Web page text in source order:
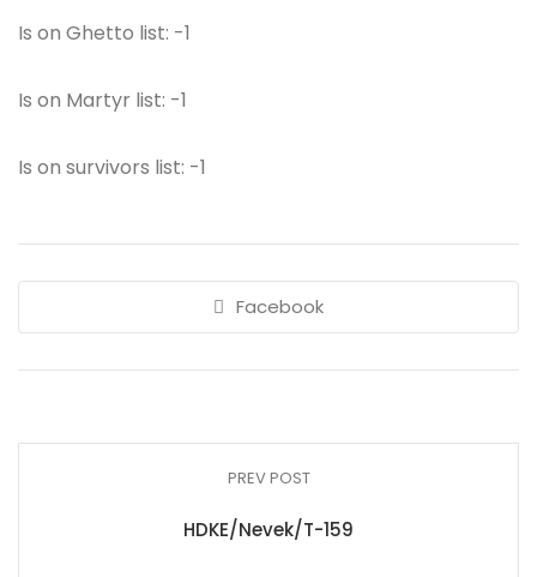
Is on Ghetto list: -1
Is on Martyr list: -1
Is on survivors list: -1
Facebook
PREV POST
HDKE/Nevek/T-159